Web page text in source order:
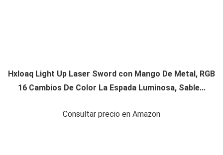
Hxloaq Light Up Laser Sword con Mango De Metal, RGB
16 Cambios De Color La Espada Luminosa, Sable...
Consultar precio en Amazon